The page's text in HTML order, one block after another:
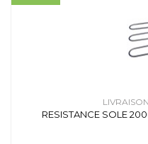
RESISTANCE SOLE